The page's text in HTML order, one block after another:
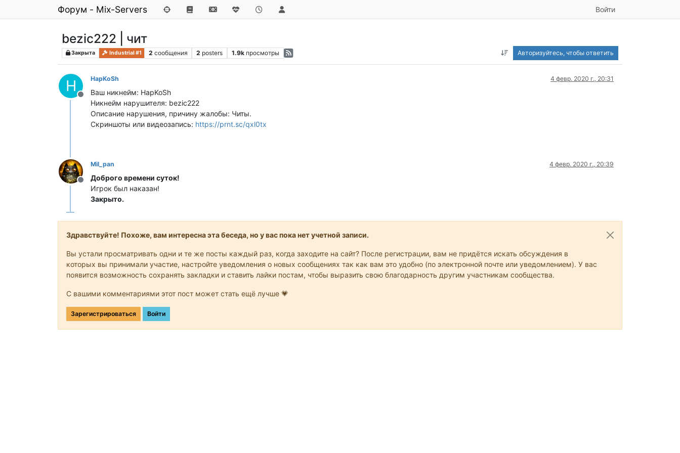
Форум - Mix-Servers Войти
bezic222 | чит
Закрыта Industrial #1 2 сообщения 2 posters 1.9k просмотры Авторизуйтесь, чтобы ответить
H
Не в сети
HapKoSh 4 февр. 2020 г., 20:31
Ваш никнейм: HapKoSh
Никнейм нарушителя: bezic222
Описание нарушения, причину жалобы: Читы.
Скриншоты или видеозапись: https://prnt.sc/qxl0tx
Не в сети
Mil_pan 4 февр. 2020 г., 20:39
Доброго времени суток!
Игрок был наказан!
Закрыто.
Здравствуйте! Похоже, вам интересна эта беседа, но у вас пока нет учетной записи.
Вы устали просматривать одни и те же посты каждый раз, когда заходите на сайт? После регистрации, вам не придётся искать обсуждения в
которых вы принимали участие, настройте уведомления о новых сообщениях так как вам это удобно (по электронной почте или уведомлением). У вас
появится возможность сохранять закладки и ставить лайки постам, чтобы выразить свою благодарность другим участникам сообщества.
С вашими комментариями этот пост может стать ещё лучше 💗
Зарегистрироваться Войти